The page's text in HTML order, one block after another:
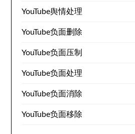
YouTube舆情处理
YouTube负面删除
YouTube负面压制
YouTube负面处理
YouTube负面消除
YouTube负面移除